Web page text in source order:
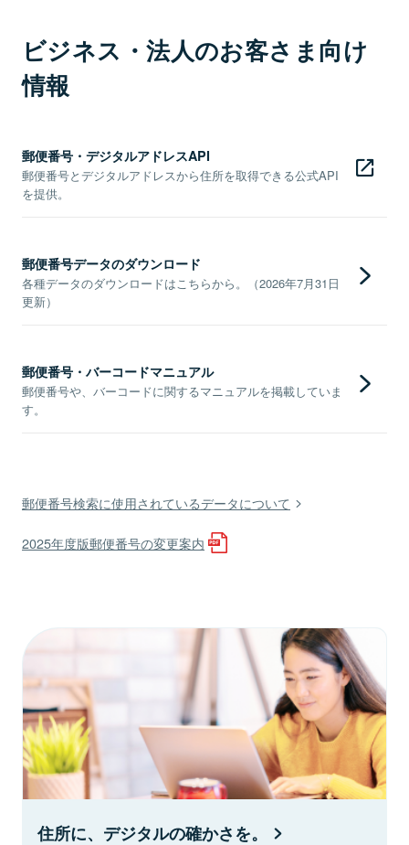
ビジネス・法人のお客さま向け
情報
郵便番号・デジタルアドレスAPI
郵便番号とデジタルアドレスから住所を取得できる公式API
を提供。
郵便番号データのダウンロード
各種データのダウンロードはこちらから。（2026年7月31日
更新）
郵便番号・バーコードマニュアル
郵便番号や、バーコードに関するマニュアルを掲載していま
す。
郵便番号検索に使用されているデータについて
2025年度版郵便番号の変更案内
住所に、デジタルの確かさを。